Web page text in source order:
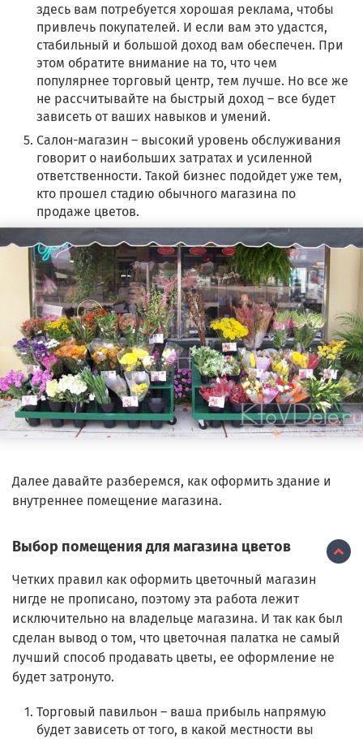
здесь вам потребуется хорошая реклама, чтобы
привлечь покупателей. И если вам это удастся,
стабильный и большой доход вам обеспечен. При
этом обратите внимание на то, что чем
популярнее торговый центр, тем лучше. Но все же
не рассчитывайте на быстрый доход – все будет
зависеть от ваших навыков и умений.
Салон-магазин – высокий уровень обслуживания
говорит о наибольших затратах и усиленной
ответственности. Такой бизнес подойдет уже тем,
кто прошел стадию обычного магазина по
продаже цветов.
Далее давайте разберемся, как оформить здание и
внутреннее помещение магазина.
Выбор помещения для магазина цветов
Четких правил как оформить цветочный магазин
нигде не прописано, поэтому эта работа лежит
исключительно на владельце магазина. И так как был
сделан вывод о том, что цветочная палатка не самый
лучший способ продавать цветы, ее оформление не
будет затронуто.
Торговый павильон – ваша прибыль напрямую
будет зависеть от того, в какой местности вы